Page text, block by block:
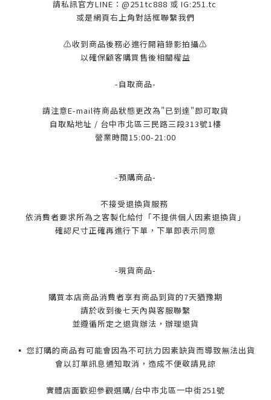
請私訊官方LINE：@251tc888 或 IG:251.tc
或是網頁右上角對話框聯繫我們
⚠️收到商品後務必進行開箱錄影拍攝⚠️
以確保顧客購買售後相關權益
-自取商品-
請注意E-mail待商品狀態更改為"已到達"即可取貨
自取點地址 / 台中市北區三民路三段313號1樓
營業時間15:00-21:00
-預購商品-
不接受退換貨服務
依消費者要求所為之客製化給付「不提供個人因素退換貨」
確認尺寸正確再進行下單，下單即表示同意
-現貨商品-
購買本店商品消費者享有商品到貨的7天猶豫期
請於收到後七天內與客服聯繫
並遵循所定之退貨辦法，辦理退貨
▪️ 您訂購的商品有可能會因為不可抗力因素缺貨而導致無法出貨
會以訂單訊息通知取消，造成不便敬請見諒
實體店面歡迎參觀選購/台中市北區一中街251號